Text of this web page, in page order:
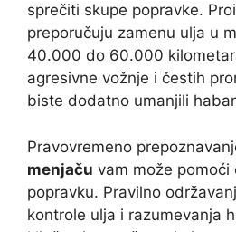
sprečiti skupe popravke.
preporučuju zamenu ulja u
40.000 do 60.000
agresivne vožnje i čestih
biste dodatno umanjili
Pravovremeno
menjaču vam može
popravku. Pravilno
kontrole ulja i razumevanja